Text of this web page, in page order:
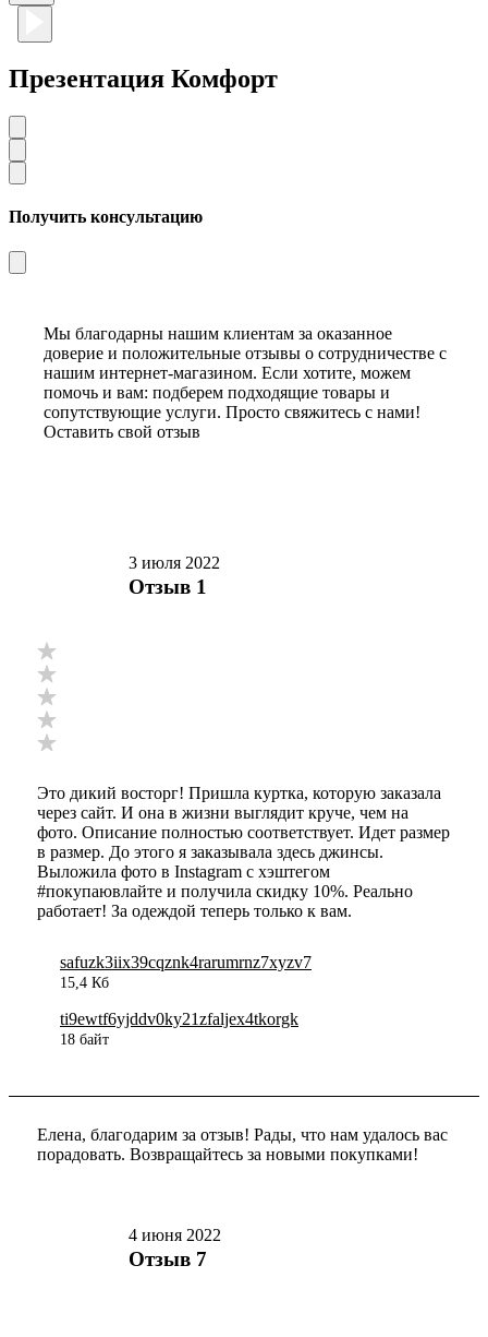
Презентация Комфорт
Получить консультацию
Мы благодарны нашим клиентам за оказанное
доверие и положительные отзывы о сотрудничестве с
нашим интернет-магазином. Если хотите, можем
помочь и вам: подберем подходящие товары и
сопутствующие услуги. Просто свяжитесь с нами!
Оставить свой отзыв
3 июля 2022
Отзыв 1
Это дикий восторг! Пришла куртка, которую заказала
через сайт. И она в жизни выглядит круче, чем на
фото. Описание полностью соответствует. Идет размер
в размер. До этого я заказывала здесь джинсы.
Выложила фото в Instagram с хэштегом
#покупаювлайте и получила скидку 10%. Реально
работает! За одеждой теперь только к вам.
safuzk3iix39cqznk4rarumrnz7xyzv7
15,4 Кб
ti9ewtf6yjddv0ky21zfaljex4tkorgk
18 байт
Елена, благодарим за отзыв! Рады, что нам удалось вас
порадовать. Возвращайтесь за новыми покупками!
4 июня 2022
Отзыв 7